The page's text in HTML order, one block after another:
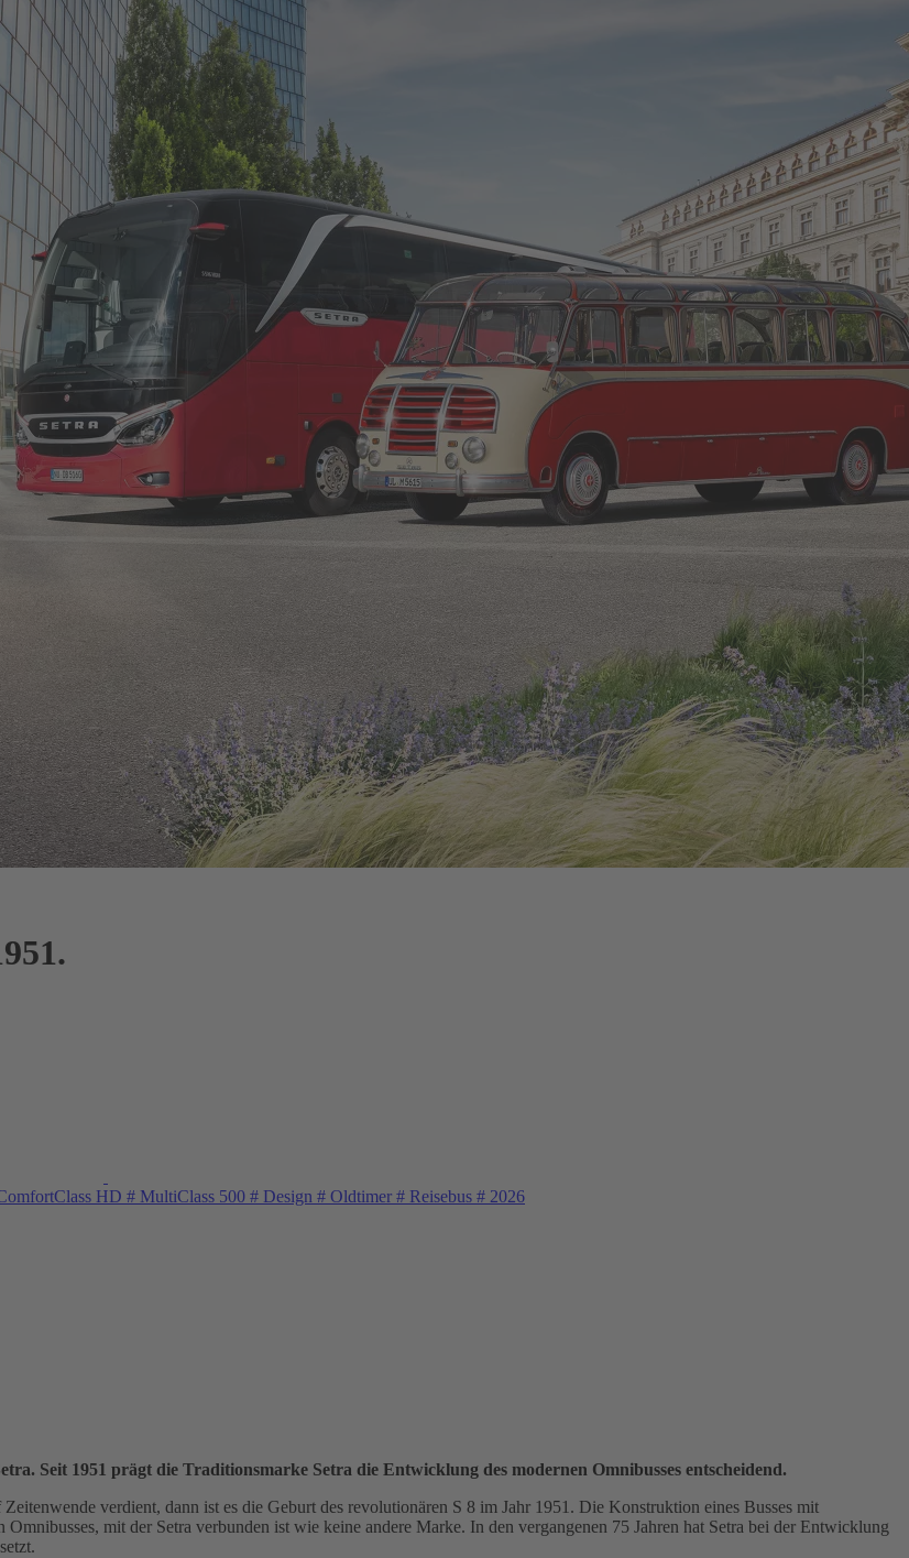
HD # MultiClass 500 # Design # Oldtimer # Reisebus # 2026
Seit 1951 prägt die Traditionsmarke Setra die Entwicklung des modernen Omnibusses entscheidend.
verdient, dann ist es die Geburt des revolutionären S 8 im Jahr 1951. Die Konstruktion eines Busses mit
mit der Setra verbunden ist wie keine andere Marke. In den vergangenen 75 Jahren hat Setra bei der Entwicklung